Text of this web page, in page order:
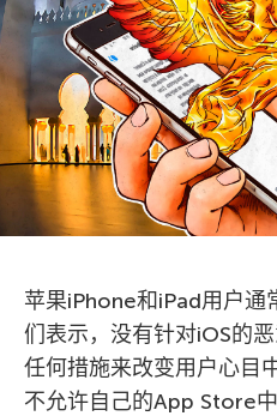
苹果iPhone和iPad用户通
们表示，没有针对iOS的
任何措施来改变用户心目
不允许自己的App Store